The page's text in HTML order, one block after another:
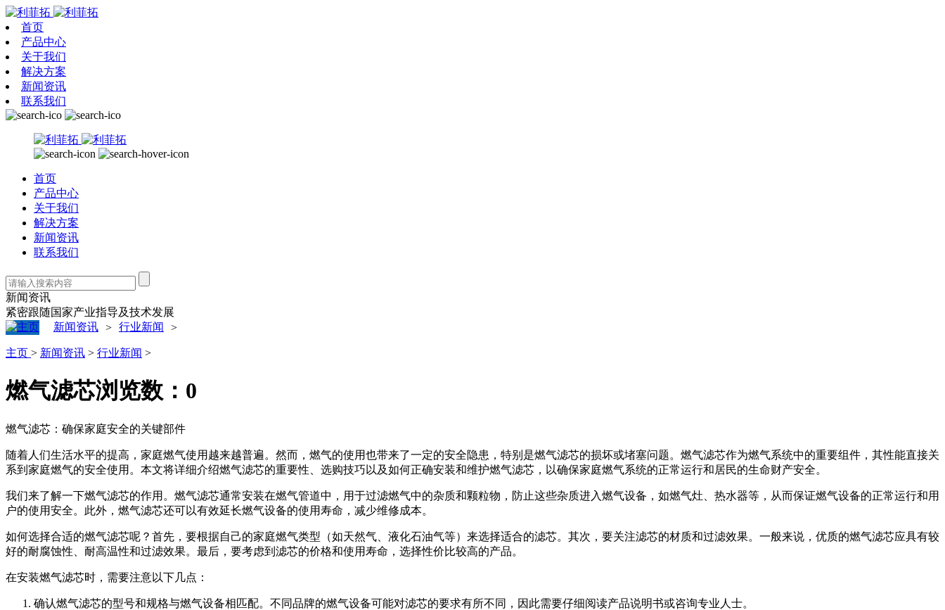
首页
产品中心
关于我们
解决方案
新闻资讯
联系我们
首页
产品中心
关于我们
解决方案
新闻资讯
联系我们
新闻资讯
紧密跟随国家产业指导及技术发展
新闻资讯 > 行业新闻 >
主页 > 新闻资讯 > 行业新闻 >
燃气滤芯浏览数： 0
燃气滤芯：确保家庭安全的关键部件
随着人们生活水平的提高，家庭燃气使用越来越普遍。然而，燃气的使用也带来了一定的安全隐患，特别是燃气滤芯的损坏或堵塞问题。燃气滤芯作为燃气系统中的重要组件，其性能直接关
系到家庭燃气的安全使用。本文将详细介绍燃气滤芯的重要性、选购技巧以及如何正确安装和维护燃气滤芯，以确保家庭燃气系统的正常运行和居民的生命财产安全。
我们来了解一下燃气滤芯的作用。燃气滤芯通常安装在燃气管道中，用于过滤燃气中的杂质和颗粒物，防止这些杂质进入燃气设备，如燃气灶、热水器等，从而保证燃气设备的正常运行和用
户的使用安全。此外，燃气滤芯还可以有效延长燃气设备的使用寿命，减少维修成本。
如何选择合适的燃气滤芯呢？首先，要根据自己的家庭燃气类型（如天然气、液化石油气等）来选择适合的滤芯。其次，要关注滤芯的材质和过滤效果。一般来说，优质的燃气滤芯应具有较
好的耐腐蚀性、耐高温性和过滤效果。最后，要考虑到滤芯的价格和使用寿命，选择性价比较高的产品。
在安装燃气滤芯时，需要注意以下几点：
确认燃气滤芯的型号和规格与燃气设备相匹配。不同品牌的燃气设备可能对滤芯的要求有所不同，因此需要仔细阅读产品说明书或咨询专业人士。